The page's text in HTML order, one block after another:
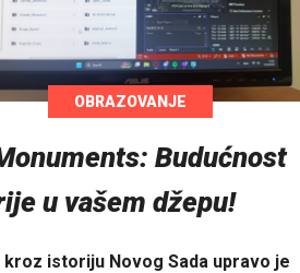
OBRAZOVANJE
Budućnost
u vašem džepu!
kroz istoriju Novog Sada upravo je